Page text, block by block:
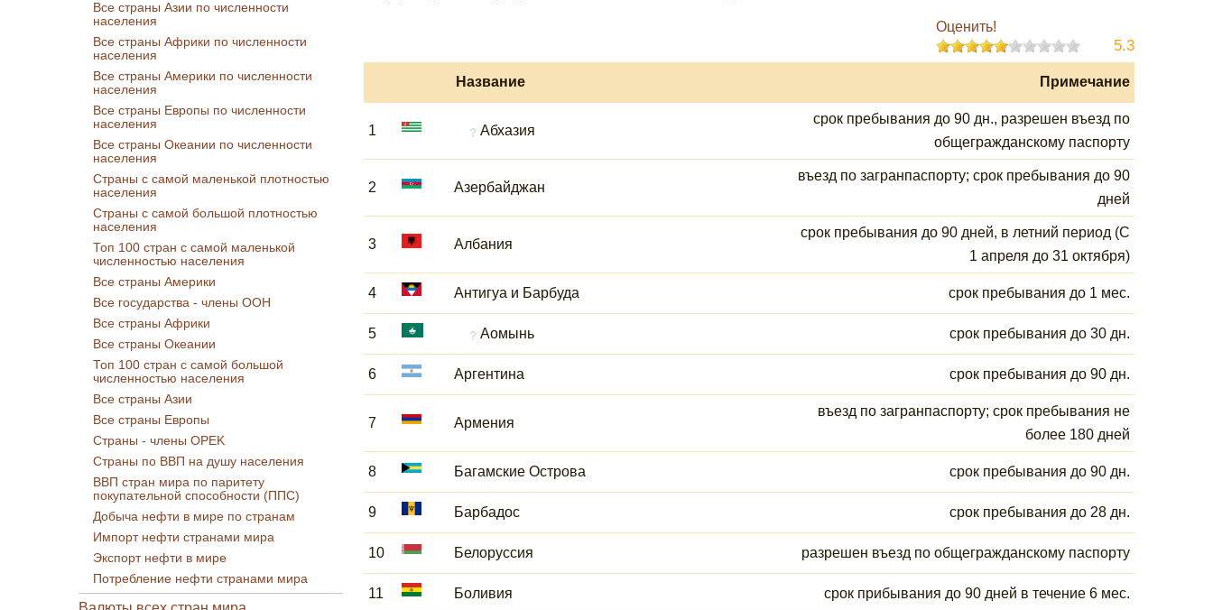
Все страны Азии по численности
населения
Все страны Африки по численности
населения
Все страны Америки по численности
населения
Все страны Европы по численности
населения
Все страны Океании по численности
населения
Страны с самой маленькой плотностью
населения
Страны с самой большой плотностью
населения
Топ 100 стран с самой маленькой
численностью населения
Все страны Америки
Все государства - члены ООН
Все страны Африки
Все страны Океании
Топ 100 стран с самой большой
численностью населения
Все страны Азии
Все страны Европы
Страны - члены OPEK
Страны по ВВП на душу населения
ВВП стран мира по паритету
покупательной способности (ППС)
Добыча нефти в мире по странам
Импорт нефти странами мира
Экспорт нефти в мире
Потребление нефти странами мира
Оценить!
5.3
Название Примечание
1 Абхазия
срок пребывания до 90 дн., разрешен въезд по
общегражданскому паспорту
2 Азербайджан
въезд по загранпаспорту; срок пребывания до 90
дней
3 Албания
срок пребывания до 90 дней, в летний период (С
1 апреля до 31 октября)
4 Антигуа и Барбуда срок пребывания до 1 мес.
5 Аомынь срок пребывания до 30 дн.
6 Аргентина срок пребывания до 90 дн.
7 Армения
въезд по загранпаспорту; срок пребывания не
более 180 дней
8 Багамские Острова срок пребывания до 90 дн.
9 Барбадос срок пребывания до 28 дн.
10 Белоруссия разрешен въезд по общегражданскому паспорту
11 Боливия срок прибывания до 90 дней в течение 6 мес.